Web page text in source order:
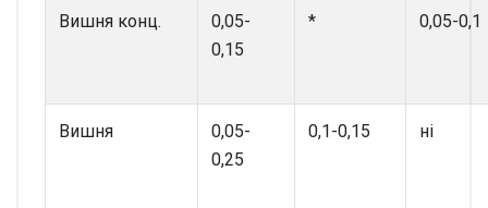
Вишня конц.
0,05-
0,15
* 0,05-0,1
Вишня
0,05-
0,25
0,1-0,15 ні